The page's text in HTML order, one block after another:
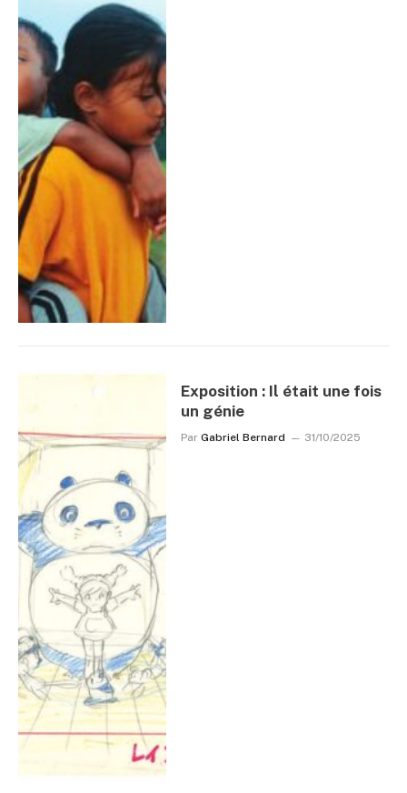
Exposition : Il était une fois
un génie
Par Gabriel Bernard 31/10/2025